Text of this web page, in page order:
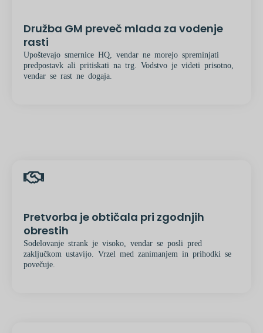
Družba GM preveč mlada za vodenje
rasti
Upoštevajo smernice HQ, vendar ne morejo spreminjati
predpostavk ali pritiskati na trg. Vodstvo je videti prisotno,
vendar se rast ne dogaja.
Pretvorba je obtičala pri zgodnjih
obrestih
Sodelovanje strank je visoko, vendar se posli pred
zaključkom ustavijo. Vrzel med zanimanjem in prihodki se
povečuje.